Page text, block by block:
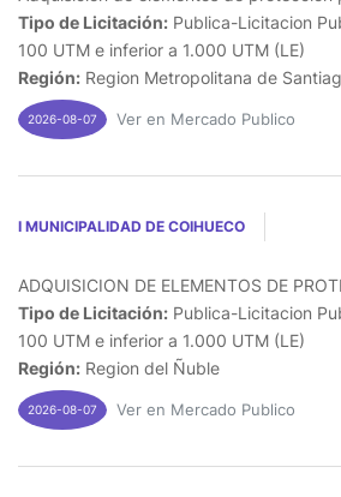
Tipo de Licitación: Publica-Licitacion
100 UTM e inferior a 1.000 UTM (LE)
Región: Region Metropolitana de
2026-08-07 Ver en Mercado Publico
I MUNICIPALIDAD DE COIHUECO
ADQUISICION DE ELEMENTOS DE
Tipo de Licitación: Publica-Licitacion
100 UTM e inferior a 1.000 UTM (LE)
Región: Region del Ñuble
2026-08-07 Ver en Mercado Publico